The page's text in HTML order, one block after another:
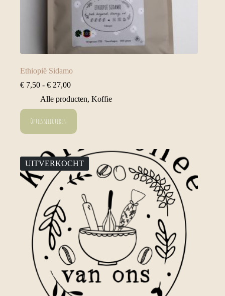
Ethiopië Sidamo
€ 7,50 - € 27,00Prijsklasse:
tot
€ 27,00
Alle producten, Koffie
Opties selecteren
Dit
product
heeft
variaties.
Deze
optie
kan
gekozen
worden
productpagina
UITVERKOCHT